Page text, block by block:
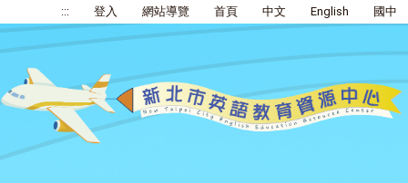
::: 登入 網站導覽 首頁 中文 English 國中